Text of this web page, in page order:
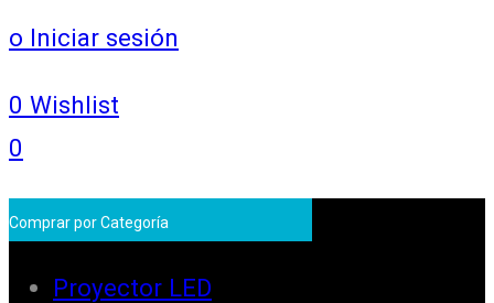
o Iniciar sesión
0 Wishlist
0
Comprar por Categoría
Proyector LED